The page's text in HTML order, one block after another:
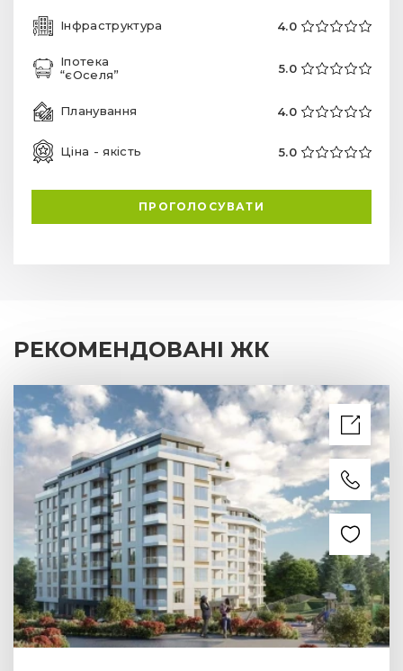
Інфраструктура 4.0
Іпотека
“єОселя”
5.0
Планування 4.0
Ціна - якість 5.0
ПРОГОЛОСУВАТИ
РЕКОМЕНДОВАНІ ЖК